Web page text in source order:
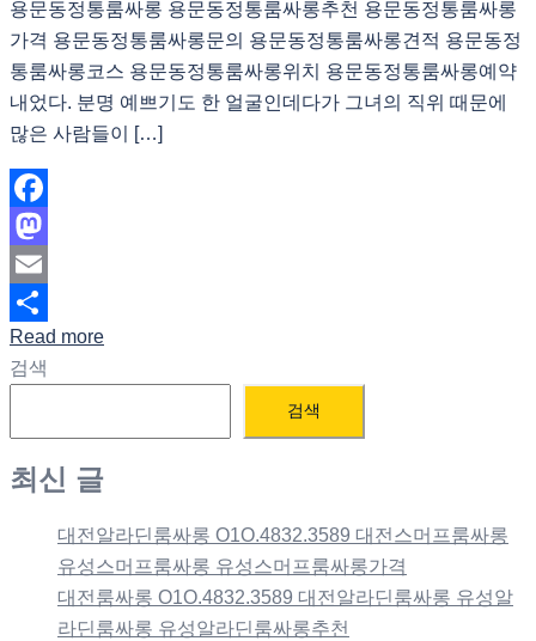
용문동정통룸싸롱 용문동정통룸싸롱추천 용문동정통룸싸롱
가격 용문동정통룸싸롱문의 용문동정통룸싸롱견적 용문동정
통룸싸롱코스 용문동정통룸싸롱위치 용문동정통룸싸롱예약
내었다. 분명 예쁘기도 한 얼굴인데다가 그녀의 직위 때문에
많은 사람들이 […]
Facebook
Mastodon
Email
Share
Read more
검색
검색
최신 글
대전알라딘룸싸롱 O1O.4832.3589 대전스머프룸싸롱
유성스머프룸싸롱 유성스머프룸싸롱가격
대전룸싸롱 O1O.4832.3589 대전알라딘룸싸롱 유성알
라딘룸싸롱 유성알라딘룸싸롱추천